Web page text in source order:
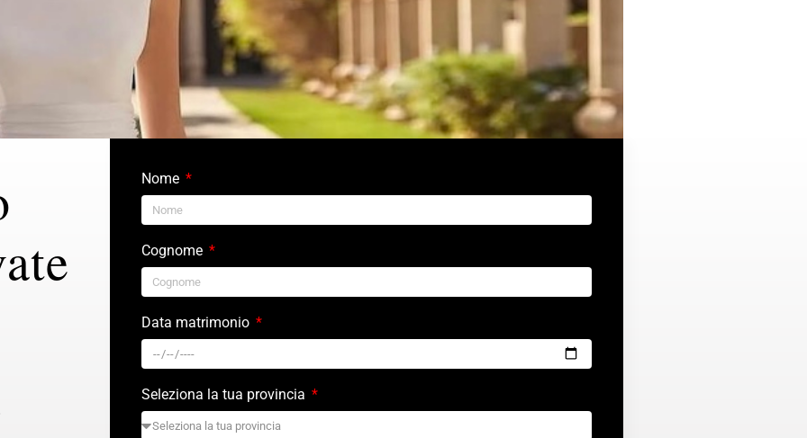
Nome
Cognome
Data matrimonio
Seleziona la tua provincia